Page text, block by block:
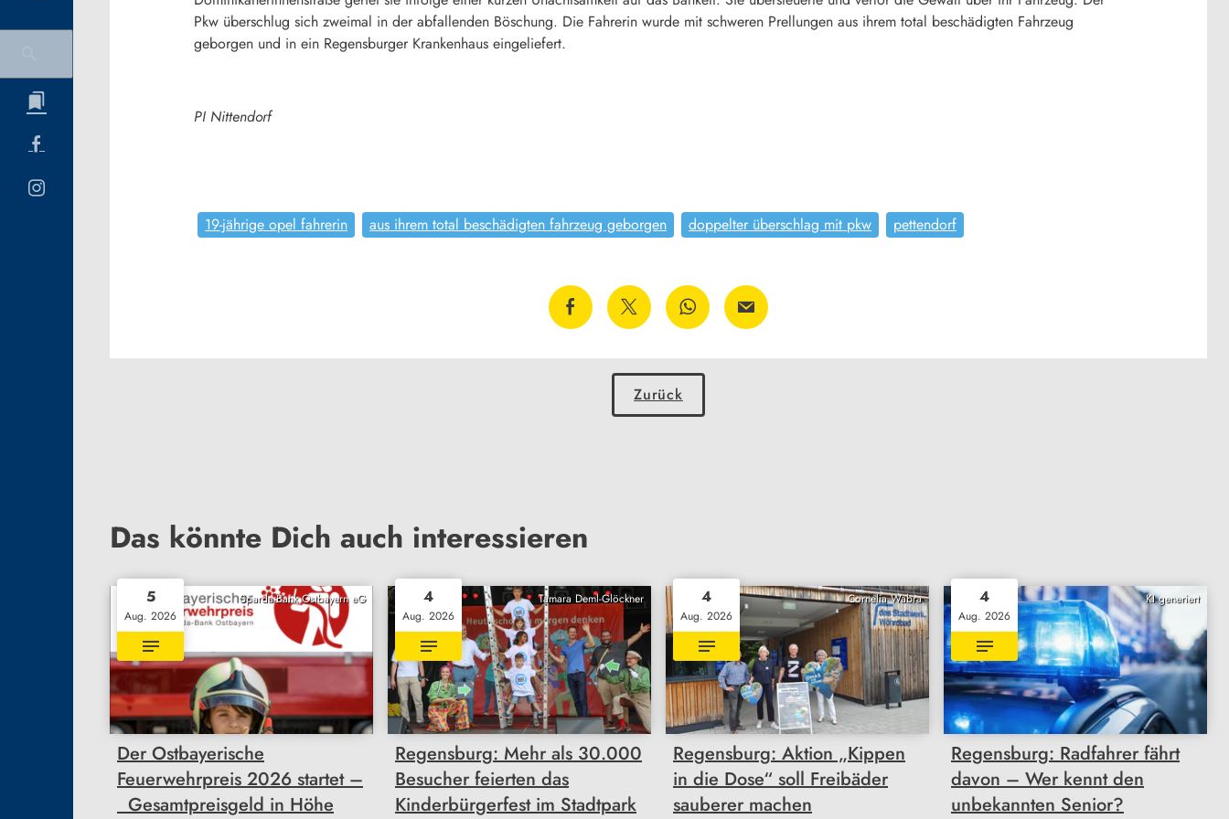
Pkw überschlug sich zweimal in der abfallenden Böschung. Die Fahrerin wurde mit schweren Prellungen aus ihrem total beschädigten Fahrzeug
geborgen und in ein Regensburger Krankenhaus eingeliefert.
PI Nittendorf
19-jährige opel fahrerin aus ihrem total beschädigten fahrzeug geborgen doppelter überschlag mit pkw pettendorf
Zurück
Das könnte Dich auch interessieren
Sparda-Bank Ostbayern eG
5
Aug. 2026
Der Ostbayerische
Feuerwehrpreis 2026 startet –
Gesamtpreisgeld in Höhe
Tamara Deml-Glöckner
4
Aug. 2026
Regensburg: Mehr als 30.000
Besucher feierten das
Kinderbürgerfest im Stadtpark
Cornelia Wabra
4
Aug. 2026
Regensburg: Aktion „Kippen
in die Dose“ soll Freibäder
sauberer machen
KI generiert
4
Aug. 2026
Regensburg: Radfahrer fährt
davon – Wer kennt den
unbekannten Senior?